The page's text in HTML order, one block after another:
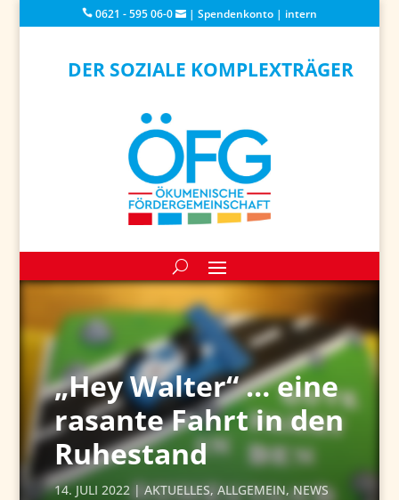
0621 - 595 06-0 | Spendenkonto| intern
DER SOZIALE KOMPLEXTRÄGER
„Hey Walter“ … eine
rasante Fahrt in den
Ruhestand
14. JULI 2022 AKTUELLES, ALLGEMEIN,NEWS